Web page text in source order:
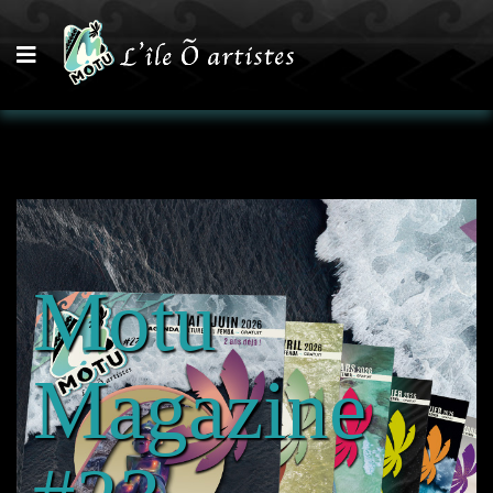
Motu
Magazine